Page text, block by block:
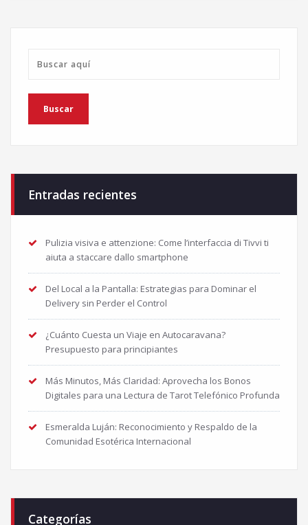
Entradas recientes
Pulizia visiva e attenzione: Come l’interfaccia di Tivvi ti
aiuta a staccare dallo smartphone
Del Local a la Pantalla: Estrategias para Dominar el
Delivery sin Perder el Control
¿Cuánto Cuesta un Viaje en Autocaravana?
Presupuesto para principiantes
Más Minutos, Más Claridad: Aprovecha los Bonos
Digitales para una Lectura de Tarot Telefónico Profunda
Esmeralda Luján: Reconocimiento y Respaldo de la
Comunidad Esotérica Internacional
Categorías